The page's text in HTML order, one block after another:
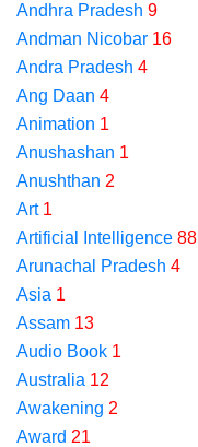
Andhra Pradesh 9
Andman Nicobar 16
Andra Pradesh 4
Ang Daan 4
Animation 1
Anushashan 1
Anushthan 2
Art 1
Artificial Intelligence 88
Arunachal Pradesh 4
Asia 1
Assam 13
Audio Book 1
Australia 12
Awakening 2
Award 21